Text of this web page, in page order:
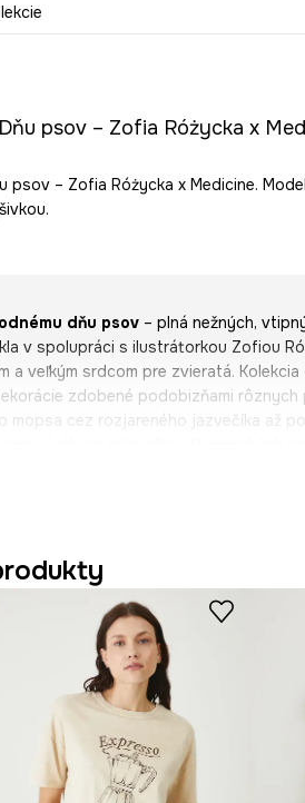
psov – Zofia Różycka x
psov – Zofia Różycka x Medicine.
dňu psov– plná nežných,
v spolupráci s ilustrátorkou Zofiou
a veľkým srdcom pre zvieratá.
zdobené podobizňami rôznych
mopsa cez rozjareného jazvečíka až po
aj nástenných malieb, plagátov,
kariéru začala ako ilustrátorka jedál,
Rada pracuje s akvarelom, kresbu
technikami na papieri, ale aj s
ju aj linoryty a keramika.